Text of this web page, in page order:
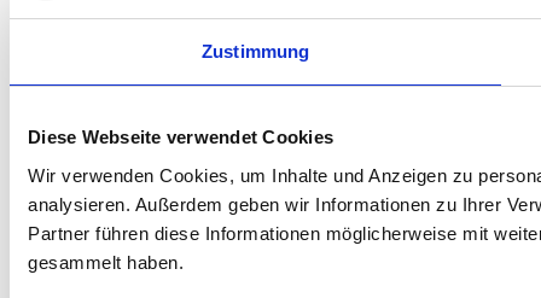
Zustimmung
Diese Webseite verwendet Cookies
Wir verwenden Cookies, um Inhalte und Anzeigen zu
analysieren. Außerdem geben wir Informationen zu Ihrer
Partner führen diese Informationen möglicherweise mit
gesammelt haben.